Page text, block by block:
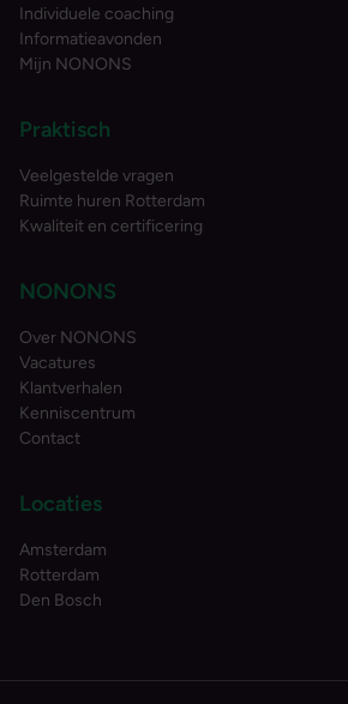
Individuele coaching
Informatieavonden
Mijn NONONS
Praktisch
Veelgestelde vragen
Ruimte huren Rotterdam
Kwaliteit en certificering
NONONS
Over NONONS
Vacatures
Klantverhalen
Kenniscentrum
Contact
Locaties
Amsterdam
Rotterdam
Den Bosch